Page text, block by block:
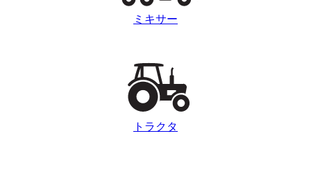
ミキサー
トラクタ